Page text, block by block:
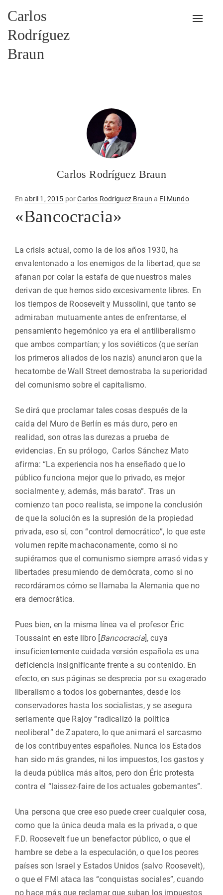
Carlos
Rodríguez
Braun
Carlos Rodríguez Braun
EnPublicado
en
abril 1, 2015 porCarlos Rodríguez Braun a El Mundo
«Bancocracia»
La crisis actual, como la de los años 1930, ha
envalentonado a los enemigos de la libertad, que se
afanan por colar la estafa de que nuestros males
derivan de que hemos sido excesivamente libres. En
los tiempos de Roosevelt y Mussolini, que tanto se
admiraban mutuamente antes de enfrentarse, el
pensamiento hegemónico ya era el antiliberalismo
que ambos compartían; y los soviéticos (que serían
los primeros aliados de los nazis) anunciaron que la
hecatombe de Wall Street demostraba la superioridad
del comunismo sobre el capitalismo.
Se dirá que proclamar tales cosas después de la
caída del Muro de Berlín es más duro, pero en
realidad, son otras las durezas a prueba de
evidencias. En su prólogo, Carlos Sánchez Mato
afirma: “La experiencia nos ha enseñado que lo
público funciona mejor que lo privado, es mejor
socialmente y, además, más barato”. Tras un
comienzo tan poco realista, se impone la conclusión
de que la solución es la supresión de la propiedad
privada, eso sí, con “control democrático”, lo que este
volumen repite machaconamente, como si no
supiéramos que el comunismo siempre arrasó vidas y
libertades presumiendo de demócrata, como si no
recordáramos cómo se llamaba la Alemania que no
era democrática.
Pues bien, en la misma línea va el profesor Éric
Toussaint en este libro [Bancocracia], cuya
insuficientemente cuidada versión española es una
deficiencia insignificante frente a su contenido. En
efecto, en sus páginas se desprecia por su exagerado
liberalismo a todos los gobernantes, desde los
conservadores hasta los socialistas, y se asegura
seriamente que Rajoy “radicalizó la política
neoliberal” de Zapatero, lo que animará el sarcasmo
de los contribuyentes españoles. Nunca los Estados
han sido más grandes, ni los impuestos, los gastos y
la deuda pública más altos, pero don Éric protesta
contra el “laissez-faire de los actuales gobernantes”.
Una persona que cree eso puede creer cualquier cosa,
como que la única deuda mala es la privada, o que
F.D. Roosevelt fue un benefactor público, o que el
hambre se debe a la especulación, o que los peores
países son Israel y Estados Unidos (salvo Roosevelt),
o que el FMI ataca las “conquistas sociales”, cuando
no hace más que reclamar que suban los impuestos